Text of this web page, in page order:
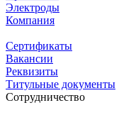
Электроды
Компания
Сертификаты
Вакансии
Реквизиты
Титульные документы
Сотрудничество